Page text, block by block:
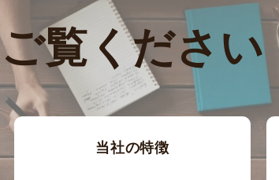
ご覧ください
当社の特徴